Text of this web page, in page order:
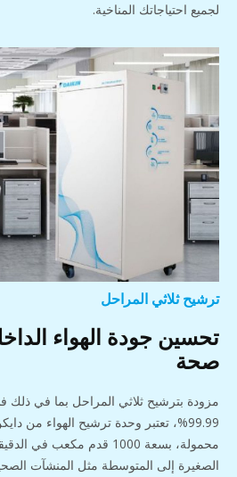
لجميع احتياجاتك المناخية.
ترشيح ثلاثي المراحل
تحسين جودة الهواء
صحة
99.99%، تعتبر وحدة ترشيح الهواء من
محمولة، بسعة 1000 قدم
الصغيرة إلى المتوسطة مثل المنشآت